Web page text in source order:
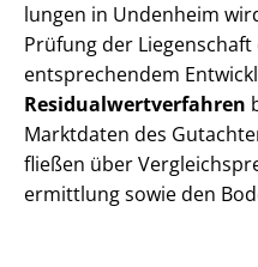
lun­gen in Undenheim
Prüfung der
entsprechendem
Re­si­du­al­wert­ver­fah­ren
Marktdaten des
fließen über
ermitt­lung sowie den